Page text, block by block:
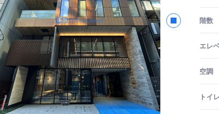
階数
エレ
空調
トイ